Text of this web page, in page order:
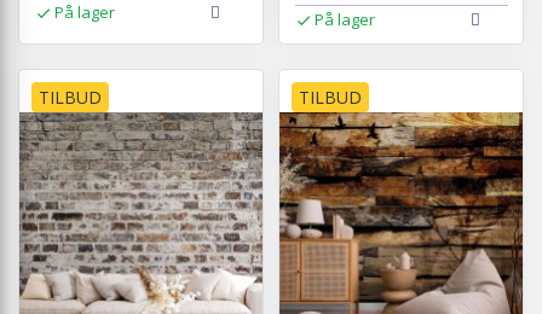
På lager På lager
TILBUD TILBUD